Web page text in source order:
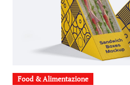
Food & Alimentazione